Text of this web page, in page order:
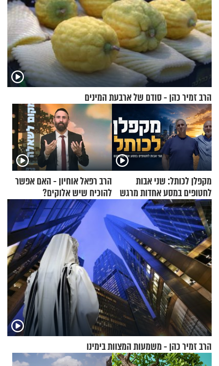
הרב זמיר כהן - סודם של ארבעת המינים
מקפלן לכותל: שני אבות
לחטופים במסע אחדות מרגש
הרב רפאל אוחיון - האם אפשר
להוכיח שיש אלוקים?
הרב זמיר כהן - משמעות המצוות בימינו